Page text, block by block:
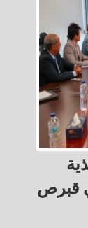
قبرص